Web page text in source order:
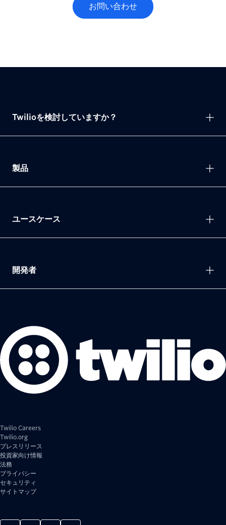
お問い合わせ
Twilio Careers
Twilio.org
プレスリリース
投資家向け情報
法務
プライバシー
セキュリティ
サイトマップ
Twilioを検討していますか？
製品
ユースケース
開発者